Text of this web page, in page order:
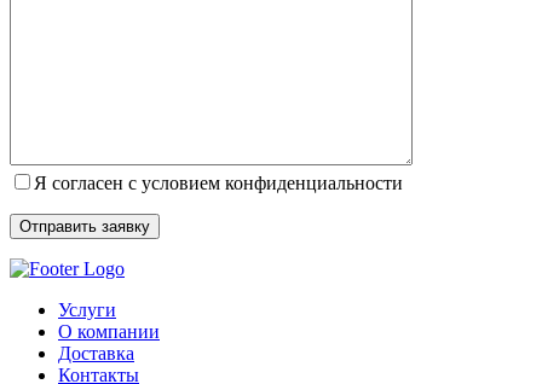
Я согласен с условием конфиденциальности
Услуги
О компании
Доставка
Контакты